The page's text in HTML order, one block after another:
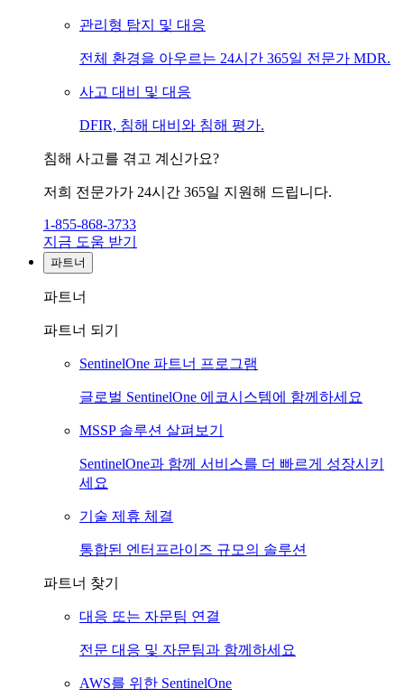
관리형 탐지 및 대응
전체 환경을 아우르는 24시간 365일 전문가 MDR.
사고 대비 및 대응
DFIR, 침해 대비와 침해 평가.
침해 사고를 겪고 계신가요?
저희 전문가가 24시간 365일 지원해 드립니다.
1-855-868-3733
지금 도움 받기
파트너
파트너
파트너 되기
SentinelOne 파트너 프로그램
글로벌 SentinelOne 에코시스템에 함께하세요
MSSP 솔루션 살펴보기
SentinelOne과 함께 서비스를 더 빠르게 성장시키
세요
기술 제휴 체결
통합된 엔터프라이즈 규모의 솔루션
파트너 찾기
대응 또는 자문팀 연결
전문 대응 및 자문팀과 함께하세요
AWS를 위한 SentinelOne